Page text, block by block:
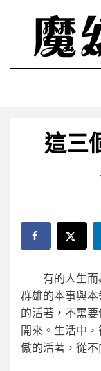
content
這三
有的人生而
群雄的本事與
的活著，不需
開來。生活中
傲的活著，從不